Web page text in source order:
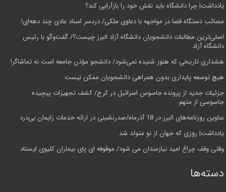
یادداشت| چرا دانشگاه باید نقش خود را بازآرایی کند؟
مصائب دستگاه قضا در مواجهه با دعاوی ملکی/ دردسر اسناد عادی چند‌ دهه‌ای!
اصلی‌ترین مطالبات دانشجویان دانشگاه آزاد البرز چیست؟/ گفت‌وگو با رئیس
دانشگاه آز‌اد
هشداری تاریخی که هنوز شنیده نمی‌شود/ دانشجو مؤذن جامعه است نه تماشاگر!
هیچ توسعه پایداری بدون همراهی دانشجویان ممکن نیست
جزئیات جدید از پرونده جاسوس اسرائیل در کرج/‌ کشف تجهیزات پیچیده
جاسوسی از متهم
عناوین روزنامه‌های البرز در ‌18 آذرماه/صدرنشینی در ارائه خدمات زایمان بی‌درد
یادداشت| روزی که جهان از نو متولد شد
وقتی وقف چراغ امید نیازمندان می شود/ موقوفه ای پای بیماران کلیوی ایستاد
دسته‌ها